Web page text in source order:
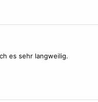
es sehr langweilig.